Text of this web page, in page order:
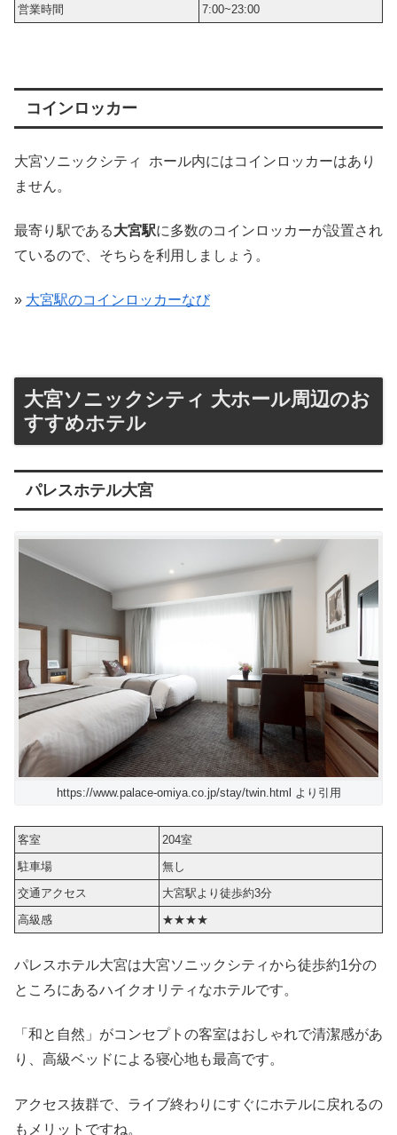
営業時間 7:00~23:00
コインロッカー
大宮ソニックシティ ホール内にはコインロッカーはあり
ません。
最寄り駅である大宮駅に多数のコインロッカーが設置され
ているので、そちらを利用しましょう。
» 大宮駅のコインロッカーなび
大宮ソニックシティ 大ホール周辺のお
すすめホテル
パレスホテル大宮
https://www.palace-omiya.co.jp/stay/twin.html より引用
客室
204室
駐車場
無し
交通アクセス
大宮駅より徒歩約3分
高級感
★★★★
パレスホテル大宮は大宮ソニックシティから徒歩約1分の
ところにあるハイクオリティなホテルです。
「和と自然」がコンセプトの客室はおしゃれで清潔感があ
り、高級ベッドによる寝心地も最高です。
アクセス抜群で、ライブ終わりにすぐにホテルに戻れるの
もメリットですね。